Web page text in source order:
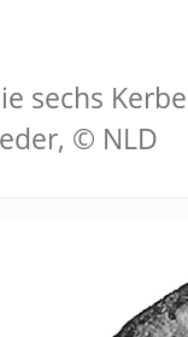
sechs
© NLD